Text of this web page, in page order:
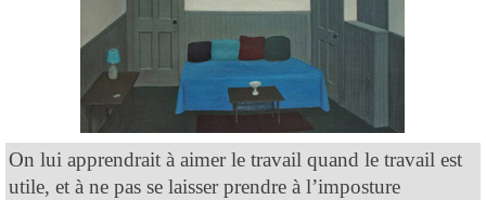
On lui apprendrait à aimer le travail quand le travail est
utile, et à ne pas se laisser prendre à l’imposture